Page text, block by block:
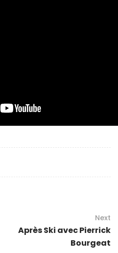
Next
Après Ski avec Pierrick
Bourgeat